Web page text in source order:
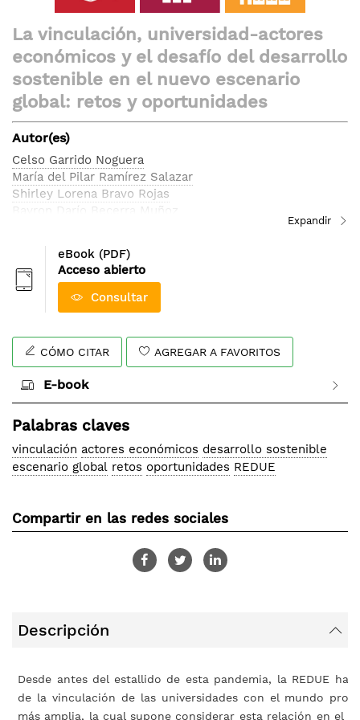
al
comienzo
de
la
galería
imágenes
La vinculación, universidad-actores
económicos y el desafío del desarrollo
sostenible en el nuevo escenario
global: retos y oportunidades
Autor(es)
Celso Garrido Noguera
María del Pilar Ramírez Salazar
Shirley Lorena Bravo Rojas
Bayron Darío Becerra Muñoz
Hugo Giovanni Téllez Navia
Carmen Elizabeth Chaparro Malaver
Nofal Nagles García
Adriana María Hernández
Rafael Pérez Uribe
Leticia Méndez Acuña
Leticia Tejera Villar
Lilian Mareney Rovira Montero
Mauricio Sabogal Salamanca
Betzaida Montero Ulate
Kattia Lizzett Vasconcelos Vásquez
Gustavo Arias Murillo
Yrene Cecilia Uribe Hernández
Carmen Patricia Tello Aguilar
Carlos Eduardo Villanueva Aguilar
José Octavio Ruiz Tejada
Claudia Patricia Rojas Martínez
Camila Alonso
eBook (PDF)
Acceso abierto
Consultar
CÓMO CITAR AGREGAR A FAVORITOS
E-book
Palabras claves
vinculación actores económicos desarrollo sostenible
escenario global retos oportunidades REDUE
Compartir en las redes sociales
Descripción
Desde antes del estallido de esta pandemia, la REDUE ha
de la vinculación de las universidades con el mundo
más amplia, la cual supone considerar esta relación en el